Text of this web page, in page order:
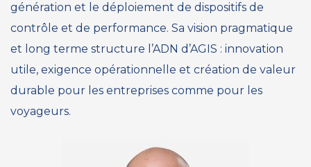
génération et le déploiement de dispositifs de
contrôle et de performance. Sa vision pragmatique
et long terme structure l’ADN d’AGIS : innovation
utile, exigence opérationnelle et création de valeur
durable pour les entreprises comme pour les
voyageurs.